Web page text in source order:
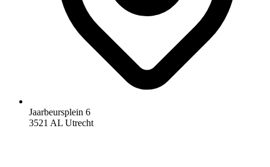
Jaarbeursplein 6
3521 AL Utrecht